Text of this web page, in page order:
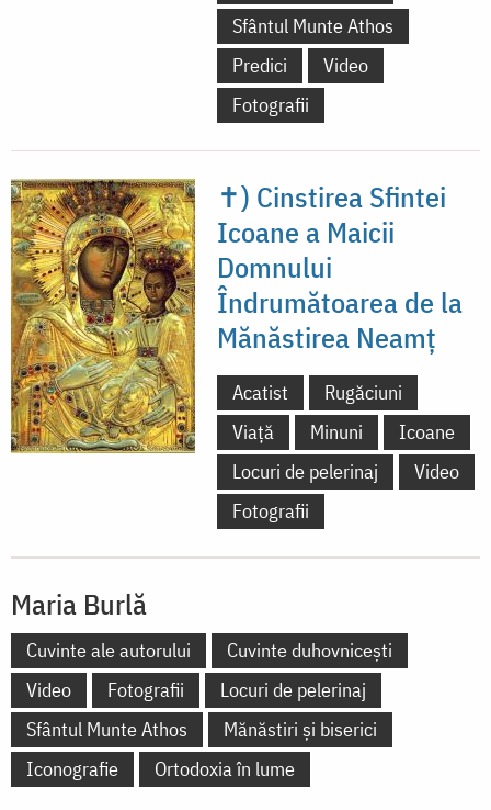
Sfântul Munte Athos
Predici
Video
Fotografii
✝) Cinstirea Sfintei
Icoane a Maicii
Domnului
Îndrumătoarea de la
Mănăstirea Neamț
Acatist
Rugăciuni
Viață
Minuni
Icoane
Locuri de pelerinaj
Video
Fotografii
Maria Burlă
Cuvinte ale autorului
Cuvinte duhovnicești
Video
Fotografii
Locuri de pelerinaj
Sfântul Munte Athos
Mănăstiri și biserici
Iconografie
Ortodoxia în lume